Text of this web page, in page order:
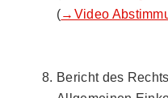
(→Video
Bericht des